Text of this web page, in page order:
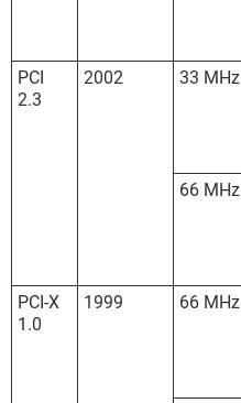
PCI
2.3
2002 33 MHz
66 MHz
PCI-X
1.0
1999 66 MHz